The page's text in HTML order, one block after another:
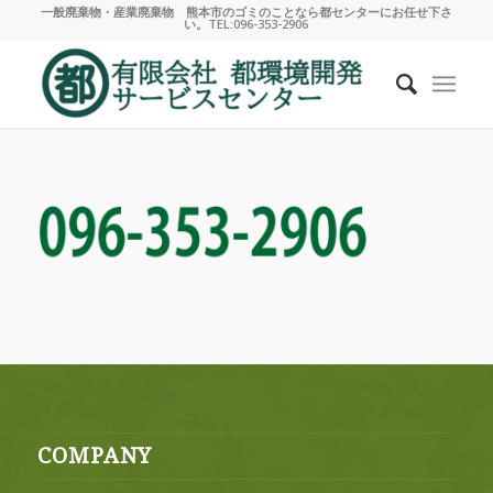
一般廃棄物・産業廃棄物 熊本市のゴミのことなら都センターにお任せ下さ
い。TEL:096-353-2906
COMPANY